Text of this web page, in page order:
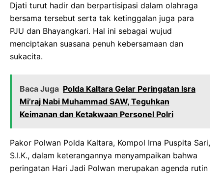
Djati turut hadir dan berpartisipasi dalam olahraga
bersama tersebut serta tak ketinggalan juga para
PJU dan Bhayangkari. Hal ini sebagai wujud
menciptakan suasana penuh kebersamaan dan
sukacita.
Baca Juga Polda Kaltara Gelar Peringatan Isra
Mi’raj Nabi Muhammad SAW, Teguhkan
Keimanan dan Ketakwaan Personel Polri
Pakor Polwan Polda Kaltara, Kompol Irna Puspita Sari,
S.I.K., dalam keterangannya menyampaikan bahwa
peringatan Hari Jadi Polwan merupakan agenda rutin